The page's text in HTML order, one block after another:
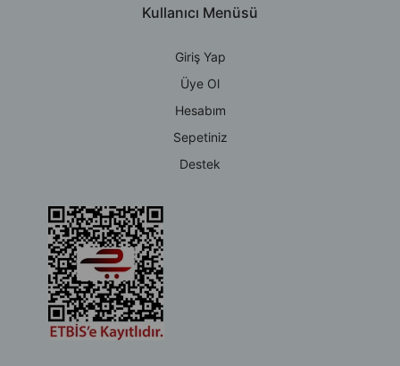
Kullanıcı Menüsü
Giriş Yap
Üye Ol
Hesabım
Sepetiniz
Destek